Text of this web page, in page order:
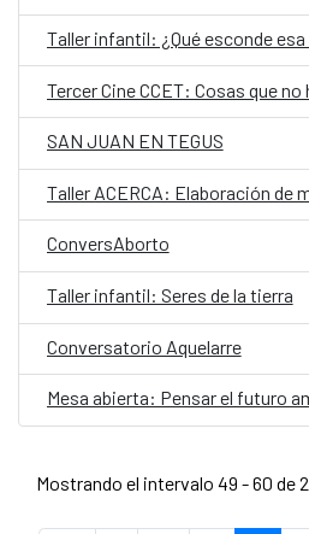
Taller infantil: ¿Qué esconde
Tercer Cine CCET: Cosas que
SAN JUAN EN TEGUS
ConversAborto
Taller infantil: Seres de la tierra
Conversatorio Aquelarre
Mostrando el intervalo 49 - 60 de